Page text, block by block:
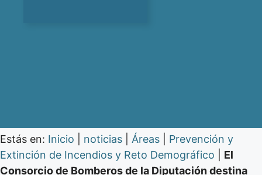
Estás en: Inicio noticias Áreas
Prevención y
Extinción de Incendios y Reto Demográfico
El
Consorcio de Bomberos de la Diputación destina